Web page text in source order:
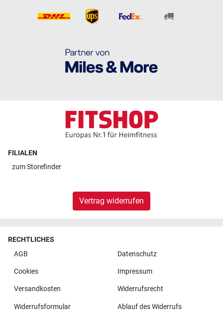
FILIALEN
zumStorefinder
Vertrag widerrufen
RECHTLICHES
AGB
Datenschutz
Cookies Impressum
Versandkosten Widerrufsrecht
Widerrufsformular Ablauf des Widerrufs